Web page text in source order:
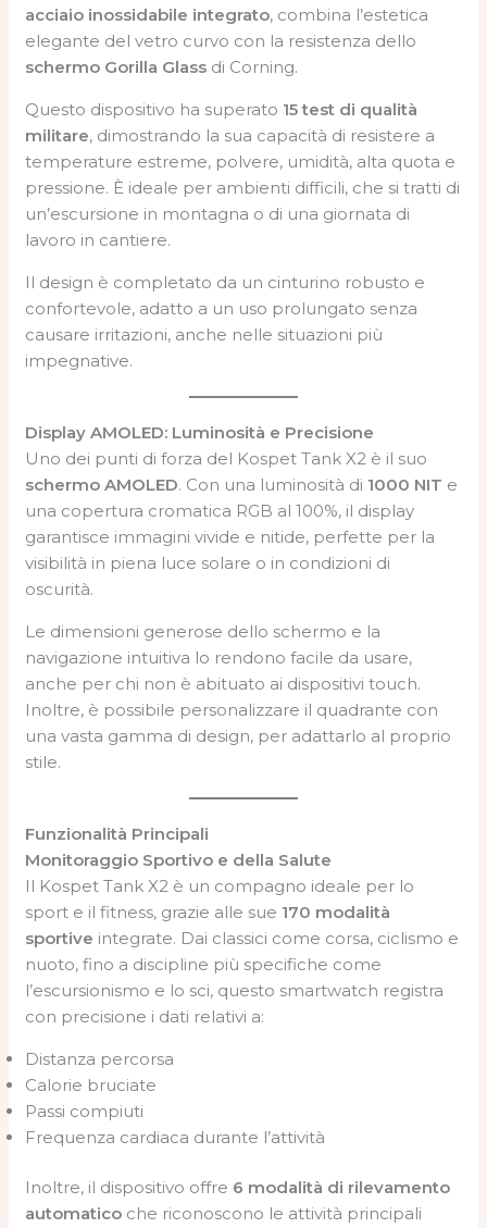
acciaio inossidabile integrato, combina l’estetica
elegante del vetro curvo con la resistenza dello
schermo Gorilla Glass di Corning.
Questo dispositivo ha superato 15 test di qualità
militare, dimostrando la sua capacità di resistere a
temperature estreme, polvere, umidità, alta quota e
pressione. È ideale per ambienti difficili, che si tratti di
un’escursione in montagna o di una giornata di
lavoro in cantiere.
Il design è completato da un cinturino robusto e
confortevole, adatto a un uso prolungato senza
causare irritazioni, anche nelle situazioni più
impegnative.
Display AMOLED: Luminosità e Precisione
Uno dei punti di forza del Kospet Tank X2 è il suo
schermo AMOLED. Con una luminosità di 1000 NIT e
una copertura cromatica RGB al 100%, il display
garantisce immagini vivide e nitide, perfette per la
visibilità in piena luce solare o in condizioni di
oscurità.
Le dimensioni generose dello schermo e la
navigazione intuitiva lo rendono facile da usare,
anche per chi non è abituato ai dispositivi touch.
Inoltre, è possibile personalizzare il quadrante con
una vasta gamma di design, per adattarlo al proprio
stile.
Funzionalità Principali
Monitoraggio Sportivo e della Salute
Il Kospet Tank X2 è un compagno ideale per lo
sport e il fitness, grazie alle sue 170 modalità
sportive integrate. Dai classici come corsa, ciclismo e
nuoto, fino a discipline più specifiche come
l’escursionismo e lo sci, questo smartwatch registra
con precisione i dati relativi a:
Distanza percorsa
Calorie bruciate
Passi compiuti
Frequenza cardiaca durante l’attività
Inoltre, il dispositivo offre 6 modalità di rilevamento
automatico che riconoscono le attività principali